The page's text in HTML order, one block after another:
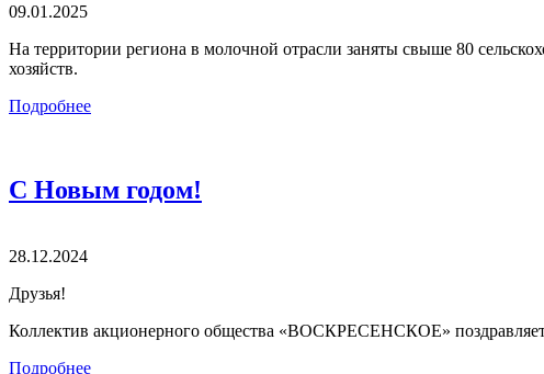
09.01.2025
На территории региона в молочной отрасли заняты свыше 80
хозяйств.
Подробнее
С Новым годом!
28.12.2024
Друзья!
Коллектив акционерного общества «ВОСКРЕСЕНСКОЕ»
Подробнее